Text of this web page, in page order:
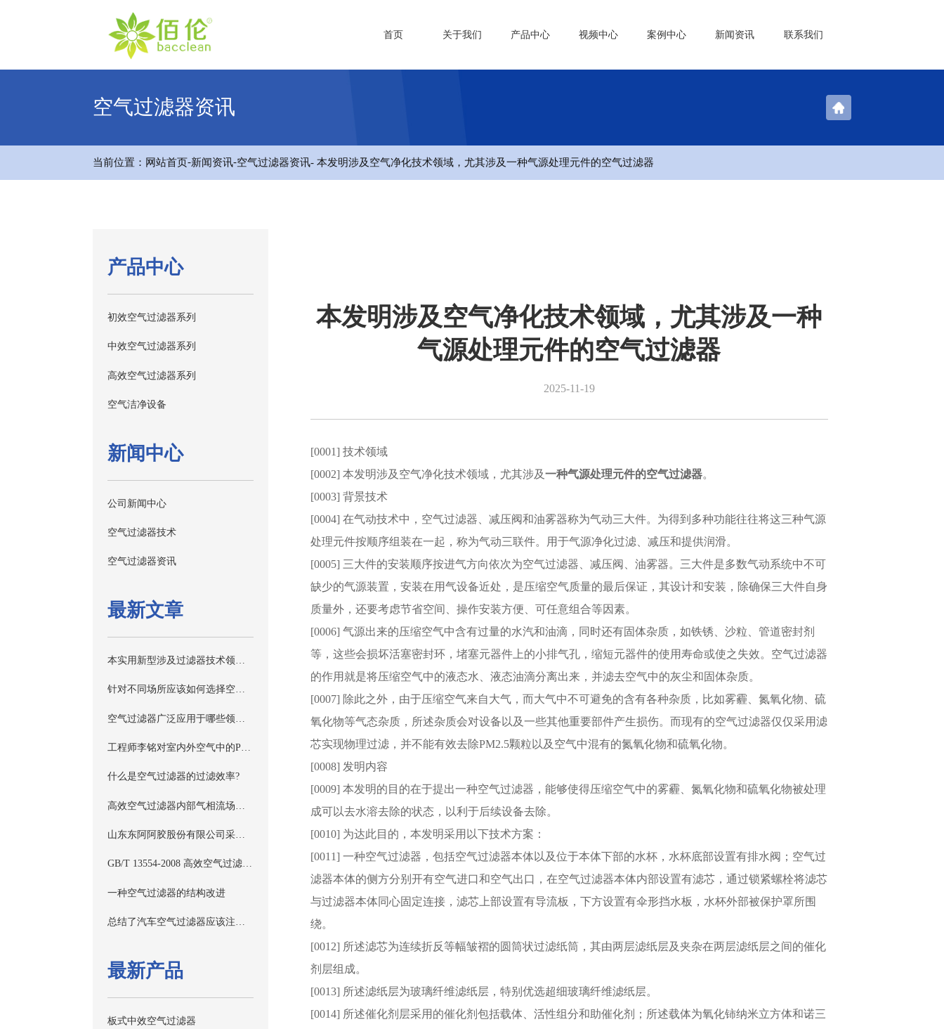
首页 关于我们 产品中心 视频中心 案例中心 新闻资讯 联系我们
空气过滤器资讯
当前位置： 网站首页-新闻资讯-空气过滤器资讯- 本发明涉及空气净化技术领域，尤其涉及一种气源处理元件的空气过滤器
产品中心
初效空气过滤器系列
中效空气过滤器系列
高效空气过滤器系列
空气洁净设备
新闻中心
公司新闻中心
空气过滤器技术
空气过滤器资讯
最新文章
本实用新型涉及过滤器技术领域，具体涉及一种特殊的空气过滤器结构
针对不同场所应该如何选择空气过滤器
空气过滤器广泛应用于哪些领域？
工程师李铭对室内外空气中的PM2.5浓度进行了测量
什么是空气过滤器的过滤效率?
山东东阿阿胶股份有限公司采购空气过滤器具体详情
GB/T 13554-2008 高效空气过滤器标准
一种空气过滤器的结构改进
总结了汽车空气过滤器应该注意的三个问题
最新产品
板式中效空气过滤器
本发明涉及空气净化技术领域，尤其涉及一种
气源处理元件的空气过滤器
2025-11-19
[0001] 技术领域
[0002] 本发明涉及空气净化技术领域，尤其涉及一种气源处理元件的空气过滤器。
[0003] 背景技术
[0004] 在气动技术中，空气过滤器、减压阀和油雾器称为气动三大件。为得到多种功能往往将这三种气源
处理元件按顺序组装在一起，称为气动三联件。用于气源净化过滤、减压和提供润滑。
[0005] 三大件的安装顺序按进气方向依次为空气过滤器、减压阀、油雾器。三大件是多数气动系统中不可
缺少的气源装置，安装在用气设备近处，是压缩空气质量的最后保证，其设计和安装，除确保三大件自身
质量外，还要考虑节省空间、操作安装方便、可任意组合等因素。
[0006] 气源出来的压缩空气中含有过量的水汽和油滴，同时还有固体杂质，如铁锈、沙粒、管道密封剂
等，这些会损坏活塞密封环，堵塞元器件上的小排气孔，缩短元器件的使用寿命或使之失效。空气过滤器
的作用就是将压缩空气中的液态水、液态油滴分离出来，并滤去空气中的灰尘和固体杂质。
[0007] 除此之外，由于压缩空气来自大气，而大气中不可避免的含有各种杂质，比如雾霾、氮氧化物、硫
氧化物等气态杂质，所述杂质会对设备以及一些其他重要部件产生损伤。而现有的空气过滤器仅仅采用滤
芯实现物理过滤，并不能有效去除PM2.5颗粒以及空气中混有的氮氧化物和硫氧化物。
[0008] 发明内容
[0009] 本发明的目的在于提出一种空气过滤器，能够使得压缩空气中的雾霾、氮氧化物和硫氧化物被处理
成可以去水溶去除的状态，以利于后续设备去除。
[0010] 为达此目的，本发明采用以下技术方案：
[0011] 一种空气过滤器，包括空气过滤器本体以及位于本体下部的水杯，水杯底部设置有排水阀；空气过
滤器本体的侧方分别开有空气进口和空气出口，在空气过滤器本体内部设置有滤芯，通过锁紧螺栓将滤芯
与过滤器本体同心固定连接，滤芯上部设置有导流板，下方设置有伞形挡水板，水杯外部被保护罩所围
绕。
[0012] 所述滤芯为连续折反等幅皱褶的圆筒状过滤纸筒，其由两层滤纸层及夹杂在两层滤纸层之间的催化
剂层组成。
[0013] 所述滤纸层为玻璃纤维滤纸层，特别优选超细玻璃纤维滤纸层。
[0014] 所述催化剂层采用的催化剂包括载体、活性组分和助催化剂；所述载体为氧化铈纳米立方体和诺三